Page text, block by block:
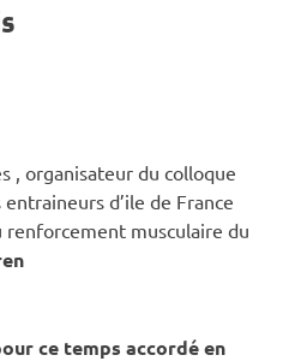
, organisateur du colloque
entraineurs d’ile de France
renforcement musculaire du
ce temps accordé en